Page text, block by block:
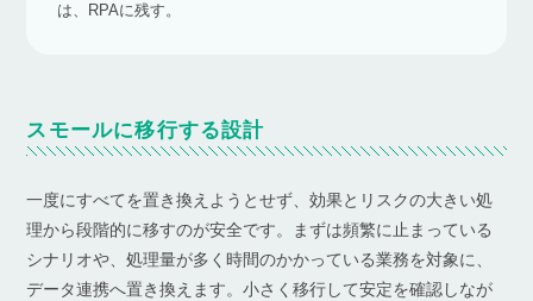
は、RPAに残す。
スモールに移行する設計
一度にすべてを置き換えようとせず、効果とリスクの大きい処
理から段階的に移すのが安全です。まずは頻繁に止まっている
シナリオや、処理量が多く時間のかかっている業務を対象に、
データ連携へ置き換えます。小さく移行して安定を確認しなが